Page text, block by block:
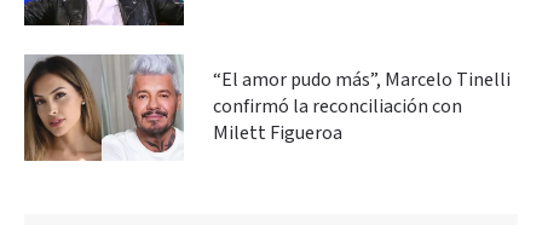
“El amor pudo más”, Marcelo Tinelli
confirmó la reconciliación con
Milett Figueroa